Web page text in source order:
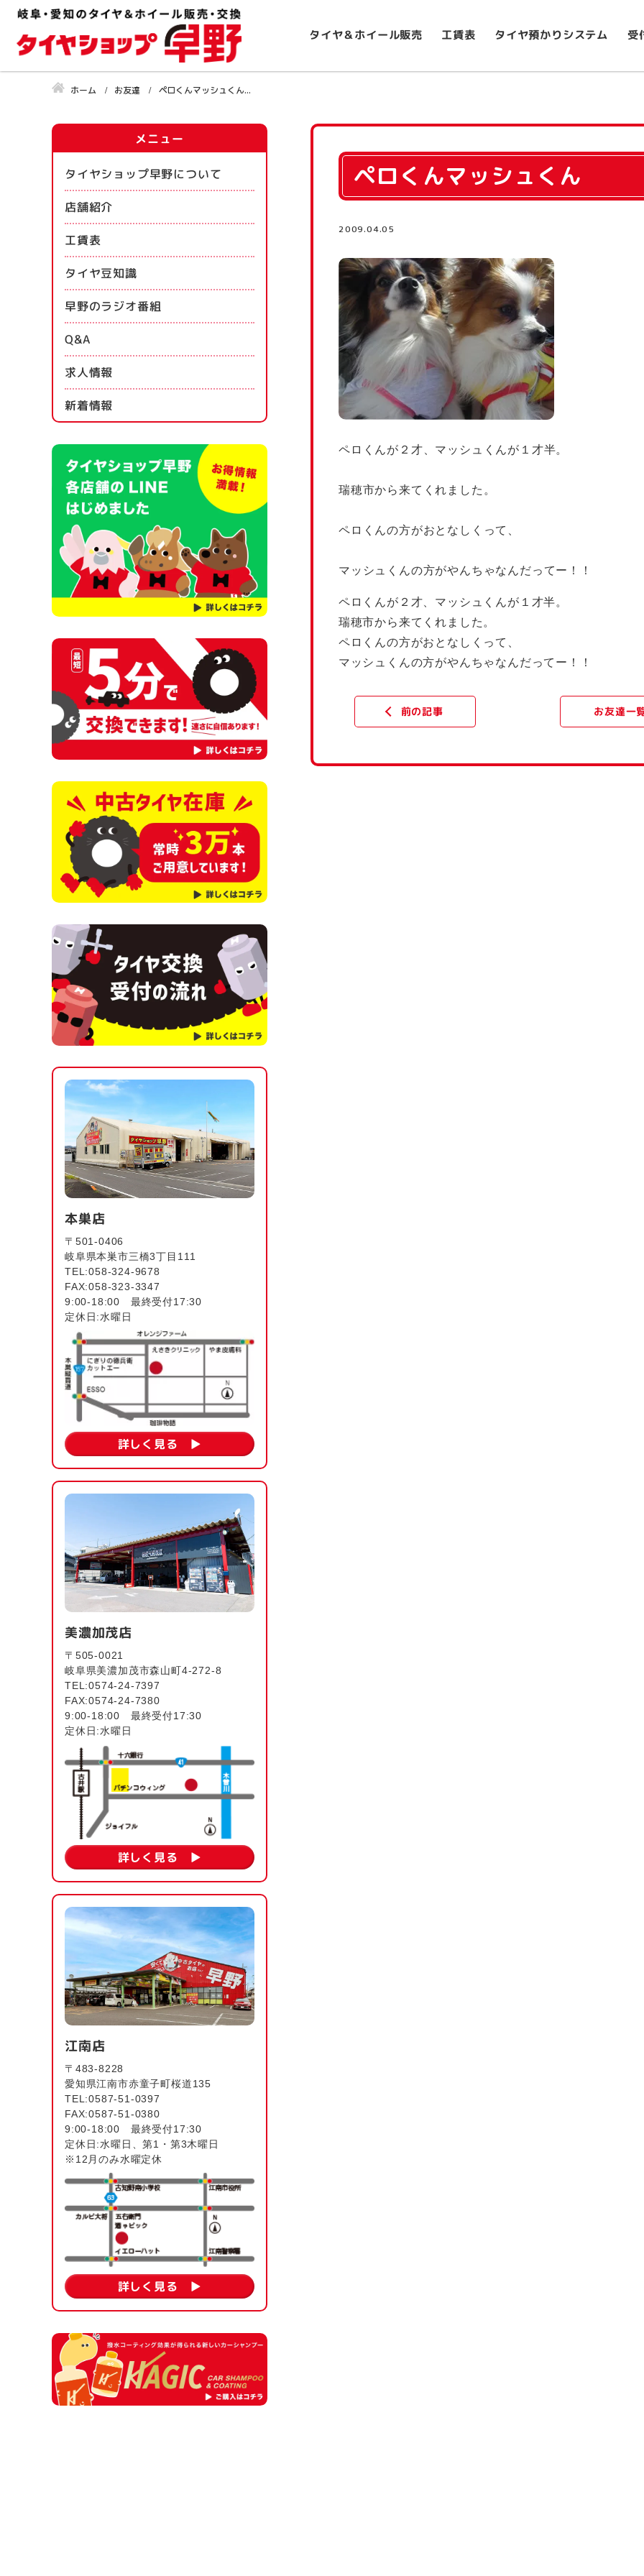
タイヤ＆ホイール販売 工賃表 タイヤ預かりシステム 受
ホーム お友達 ペロくんマッシュくん...
ペロくんマッシュくん
2009.04.05
ペロくんが２才、マッシュくんが１才半。
瑞穂市から来てくれました。
ペロくんの方がおとなしくって、
マッシュくんの方がやんちゃなんだってー！！
ペロくんが２才、マッシュくんが１才半。
瑞穂市から来てくれました。
ペロくんの方がおとなしくって、
マッシュくんの方がやんちゃなんだってー！！
前の記事 お友達一
メニュー
タイヤショップ早野について
店舗紹介
工賃表
タイヤ豆知識
早野のラジオ番組
Q&A
求人情報
新着情報
本巣店
〒501-0406
岐阜県本巣市三橋3丁目111
TEL:058-324-9678
FAX:058-323-3347
9:00-18:00 最終受付17:30
定休日:水曜日
詳しく見る
美濃加茂店
〒505-0021
岐阜県美濃加茂市森山町4-272-8
TEL:0574-24-7397
FAX:0574-24-7380
9:00-18:00 最終受付17:30
定休日:水曜日
詳しく見る
江南店
〒483-8228
愛知県江南市赤童子町桜道135
TEL:0587-51-0397
FAX:0587-51-0380
9:00-18:00 最終受付17:30
定休日:水曜日、第1・第3木曜日
※12月のみ水曜定休
詳しく見る